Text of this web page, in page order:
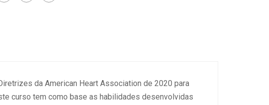
da American Heart Association de 2020 para
curso tem como base as habilidades desenvolvidas